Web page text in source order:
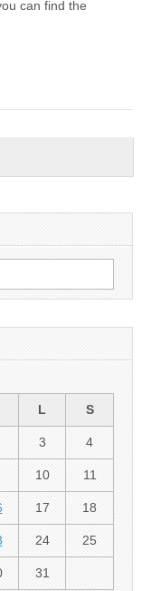
can find the
L S
3 4
10 11
17 18
24 25
31